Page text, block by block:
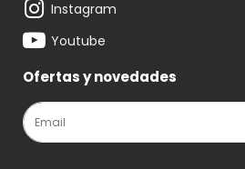
Instagram
Youtube
Ofertas y novedades